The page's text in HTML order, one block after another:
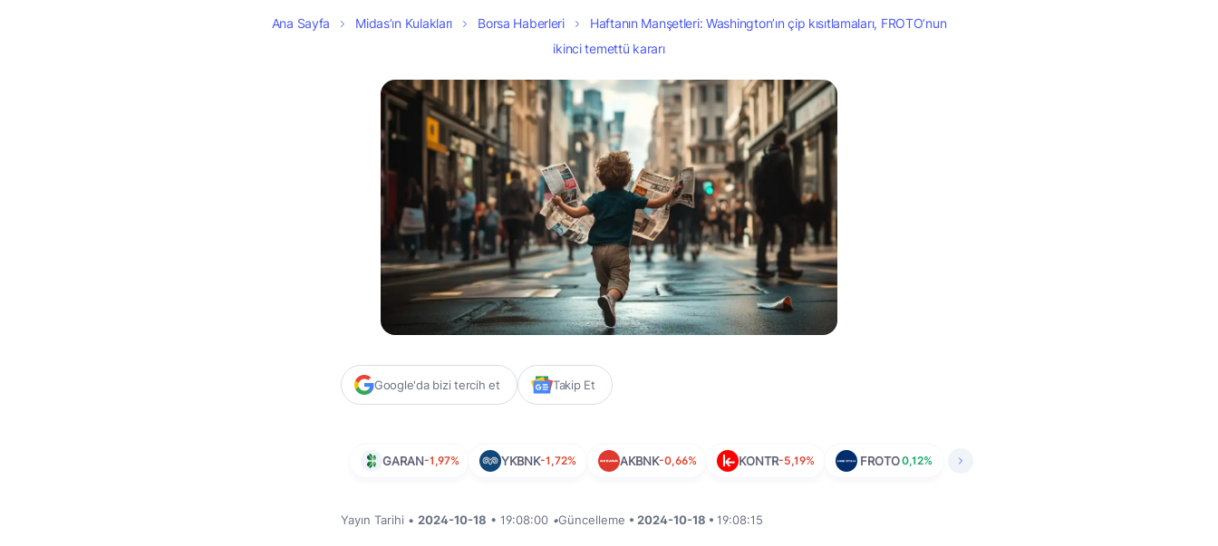
Ana Sayfa Midas’ın Kulakları Borsa Haberleri
Haftanın Manşetleri: Washington’ın çip kısıtlamaları, FROTO’nun
ikinci temettü kararı
Google'da bizi tercih et Takip Et
GARAN-1,97% YKBNK-1,72% AKBNK-0,66% KONTR-5,19% FROTO0,12%
Yayın Tarihi • 2024-10-18 • 19:08:00 •Güncelleme • 2024-10-18 • 19:08:15